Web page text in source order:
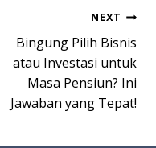
NEXT
Bingung Pilih Bisnis
atau Investasi untuk
Masa Pensiun? Ini
Jawaban yang Tepat!